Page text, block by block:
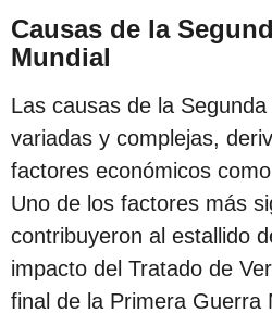
Causas de la
Mundial
Las causas de la
variadas y complejas,
factores económicos
Uno de los factores más
contribuyeron al estallido
impacto del Tratado de
final de la Primera Guerra